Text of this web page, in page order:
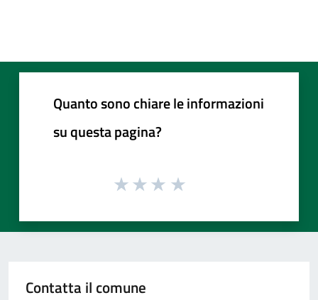
Quanto sono chiare le informazioni
su questa pagina?
Contatta il comune